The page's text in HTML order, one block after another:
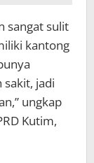
sangat sulit
kantong
sakit, jadi
ungkap
Kutim,